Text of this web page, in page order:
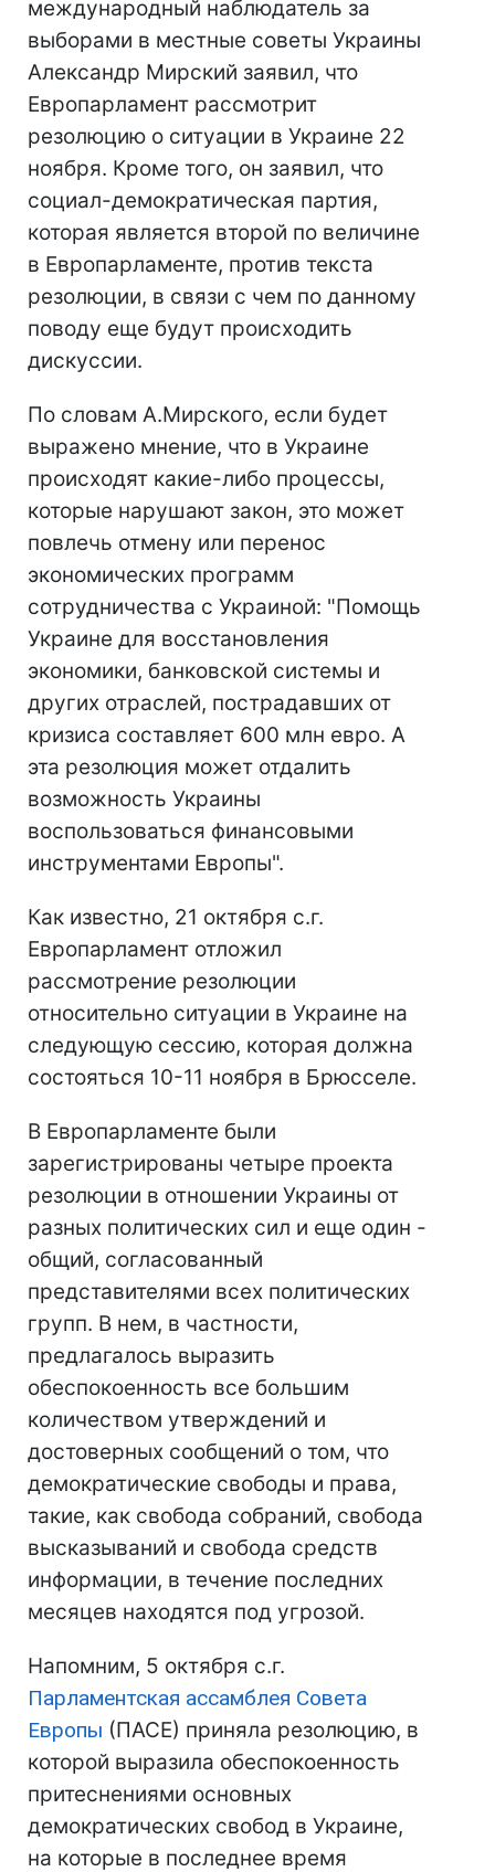
международный наблюдатель за
выборами в местные советы Украины
Александр Мирский заявил, что
Европарламент рассмотрит
резолюцию о ситуации в Украине 22
ноября. Кроме того, он заявил, что
социал-демократическая партия,
которая является второй по величине
в Европарламенте, против текста
резолюции, в связи с чем по данному
поводу еще будут происходить
дискуссии.
По словам А.Мирского, если будет
выражено мнение, что в Украине
происходят какие-либо процессы,
которые нарушают закон, это может
повлечь отмену или перенос
экономических программ
сотрудничества с Украиной: "Помощь
Украине для восстановления
экономики, банковской системы и
других отраслей, пострадавших от
кризиса составляет 600 млн евро. А
эта резолюция может отдалить
возможность Украины
воспользоваться финансовыми
инструментами Европы".
Как известно, 21 октября с.г.
Европарламент отложил
рассмотрение резолюции
относительно ситуации в Украине на
следующую сессию, которая должна
состояться 10-11 ноября в Брюсселе.
В Европарламенте были
зарегистрированы четыре проекта
резолюции в отношении Украины от
разных политических сил и еще один -
общий, согласованный
представителями всех политических
групп. В нем, в частности,
предлагалось выразить
обеспокоенность все большим
количеством утверждений и
достоверных сообщений о том, что
демократические свободы и права,
такие, как свобода собраний, свобода
высказываний и свобода средств
информации, в течение последних
месяцев находятся под угрозой.
Напомним, 5 октября с.г.
Парламентская ассамблея Совета
Европы (ПАСЕ) приняла резолюцию, в
которой выразила обеспокоенность
притеснениями основных
демократических свобод в Украине,
на которые в последнее время